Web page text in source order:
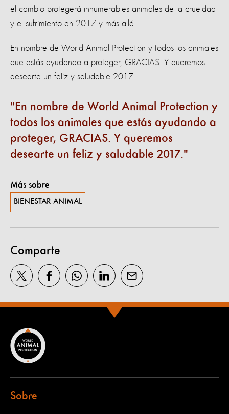
el cambio protegerá innumerables animales de la crueldad
y el sufrimiento en 2017 y más allá.
En nombre de World Animal Protection y todos los animales
que estás ayudando a proteger, GRACIAS. Y queremos
desearte un feliz y saludable 2017.
En nombre de World Animal Protection y
todos los animales que estás ayudando a
proteger, GRACIAS. Y queremos
desearte un feliz y saludable 2017.
Más sobre
BIENESTAR ANIMAL
Comparte
Sobre